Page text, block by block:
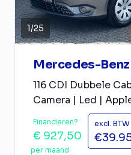
1/25
Mercedes-
116 CDI Dubbele
Camera | Led |
Financieren?
€ 927,50
per maand
excl. BTW